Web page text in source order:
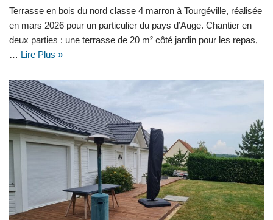
Terrasse en bois du nord classe 4 marron à Tourgéville, réalisée
en mars 2026 pour un particulier du pays d’Auge. Chantier en
deux parties : une terrasse de 20 m² côté jardin pour les repas,
… Lire Plus »